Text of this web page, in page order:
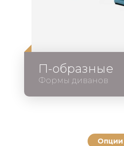
П-образные
Формы диванов
Опции